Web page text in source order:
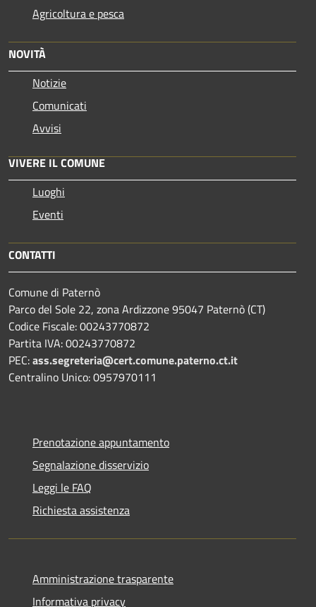
Agricoltura e pesca
NOVITÀ
Notizie
Comunicati
Avvisi
VIVERE IL COMUNE
Luoghi
Eventi
CONTATTI
Comune di Paternò
Parco del Sole 22, zona Ardizzone 95047 Paternò (CT)
Codice Fiscale: 00243770872
Partita IVA: 00243770872
PEC:ass.segreteria@cert.comune.paterno.ct.it
Centralino Unico: 0957970111
Prenotazione appuntamento
Segnalazione disservizio
Leggi le FAQ
Richiesta assistenza
Amministrazione trasparente
Informativa privacy